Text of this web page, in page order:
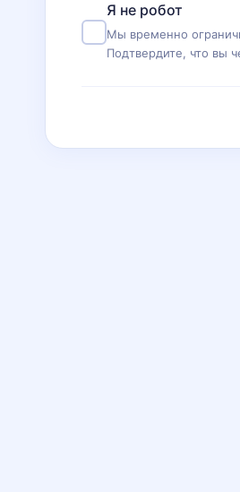
Я не робот
Мы временно
Подтвердите, что вы